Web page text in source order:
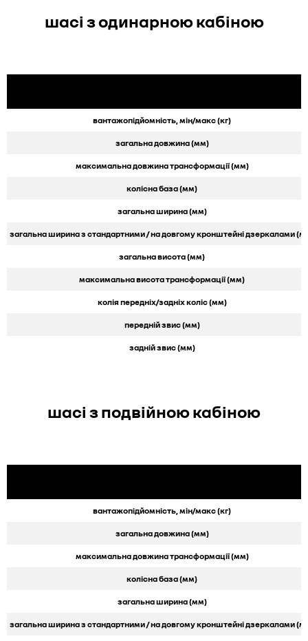
шасі з одинарною кабіною
вантажопідйомність, мін/макс (кг)
загальна довжина (мм)
максимальна довжина трансформації (мм)
колісна база (мм)
загальна ширина (мм)
загальна ширина з стандартними / на довгому кронштейні дзеркалами
загальна висота (мм)
максимальна висота трансформації (мм)
колія передніх/задніх коліс (мм)
передній звис (мм)
задній звис (мм)
шасі з подвійною кабіною
вантажопідйомність, мін/макс (кг)
загальна довжина (мм)
максимальна довжина трансформації (мм)
колісна база (мм)
загальна ширина (мм)
загальна ширина з стандартними / на довгому кронштейні дзеркалами